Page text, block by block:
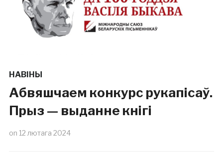
НАВІНЫ
Абвяшчаем конкурс рукапісаў.
Прыз — выданне кнігі
on 12 лютага 2024